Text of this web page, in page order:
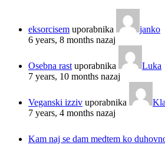
eksorcisem uporabnika
janko
6 years, 8 months nazaj
Osebna rast uporabnika
Luka
7 years, 10 months nazaj
Veganski izziv uporabnika
7 years, 4 months nazaj
Kam naj se dam medtem ko